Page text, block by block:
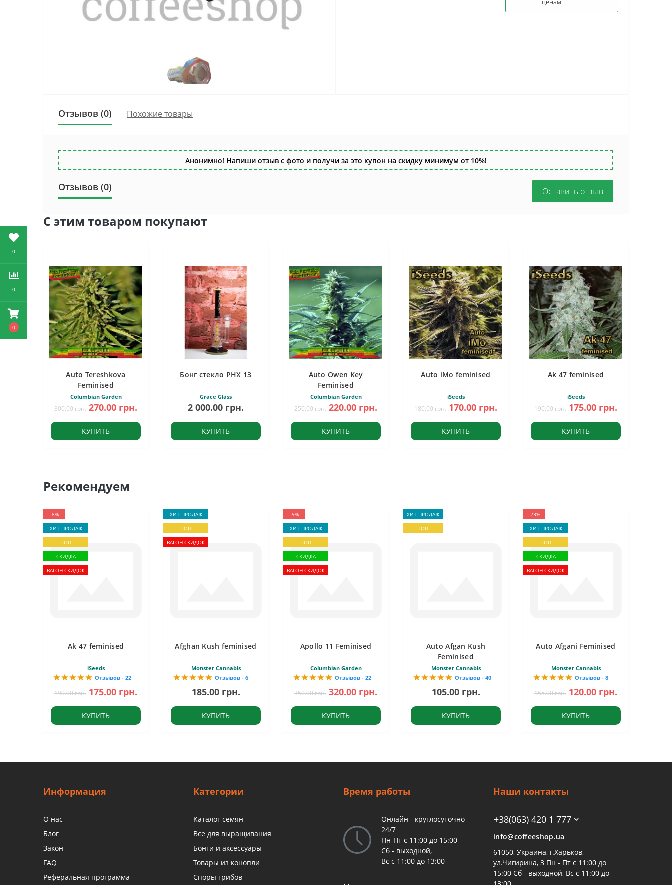
0
0
0
Отзывов (0) Похожие товары
Анонимно! Напиши отзыв с фото и получи за это купон на скидку минимум от 10%!
Отзывов (0) Оставить отзыв
С этим товаром покупают
Auto Tereshkova
Feminised
Columbian Garden
300.00 грн. 270.00 грн.
КУПИТЬ
Бонг стекло PHX 13
Grace Glass
2 000.00 грн.
КУПИТЬ
Auto Owen Key
Feminised
Columbian Garden
250.00 грн. 220.00 грн.
КУПИТЬ
Auto iMo feminised
iSeeds
180.00 грн. 170.00 грн.
КУПИТЬ
Ak 47 feminised
iSeeds
190.00 грн. 175.00 грн.
КУПИТЬ
Рекомендуем
-8%
ХИТ ПРОДАЖ
ТОП
СКИДКА
ВАГОН СКИДОК
Ak 47 feminised
iSeeds
Отзывов - 22
190.00 грн. 175.00 грн.
КУПИТЬ
ХИТ ПРОДАЖ
ТОП
ВАГОН СКИДОК
Afghan Kush feminised
Monster Cannabis
Отзывов - 6
185.00 грн.
КУПИТЬ
-9%
ХИТ ПРОДАЖ
ТОП
СКИДКА
ВАГОН СКИДОК
Apollo 11 Feminised
Columbian Garden
Отзывов - 22
350.00 грн. 320.00 грн.
КУПИТЬ
ХИТ ПРОДАЖ
ТОП
Auto Afgan Kush
Feminised
Monster Cannabis
Отзывов - 40
105.00 грн.
КУПИТЬ
-23%
ХИТ ПРОДАЖ
ТОП
СКИДКА
ВАГОН СКИДОК
Auto Afgani Feminised
Monster Cannabis
Отзывов - 8
155.00 грн. 120.00 грн.
КУПИТЬ
Информация
О нас
Блог
Закон
FAQ
Реферальная программа
Категории
Каталог семян
Все для выращивания
Бонги и аксессуары
Товары из конопли
Споры грибов
Время работы
Онлайн - круглосуточно
24/7
Пн-Пт с 11:00 до 15:00
Сб - выходной,
Вс с 11:00 до 13:00
Наши контакты
+38(063) 420 1 777
info@coffeeshop.ua
61050, Украина, г.Харьков,
ул.Чигирина, 3 Пн - Пт с 11:00 до
15:00 Сб - выходной, Вс с 11:00 до